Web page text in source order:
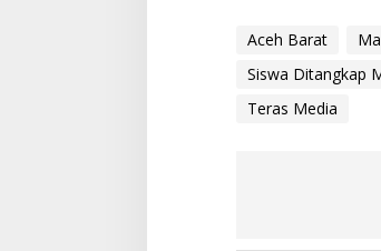
Aceh Barat
Siswa Ditangkap
Teras Media